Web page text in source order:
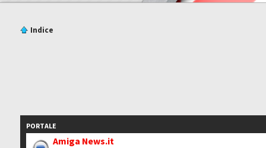
Indice
PORTALE
Amiga News.it